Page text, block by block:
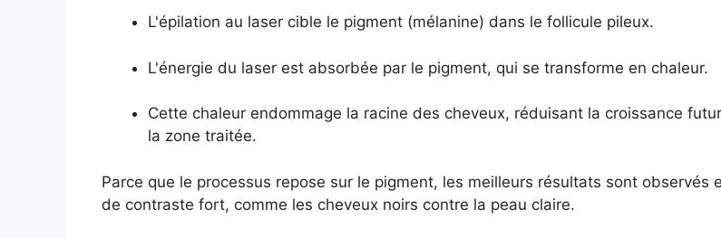
L'épilation au laser cible le pigment (mélanine) dans le follicule pileux.
L'énergie du laser est absorbée par le pigment, qui se transforme en chaleur.
Cette chaleur endommage la racine des cheveux, réduisant la croissance
la zone traitée.
Parce que le processus repose sur le pigment, les meilleurs résultats sont observés
de contraste fort, comme les cheveux noirs contre la peau claire.